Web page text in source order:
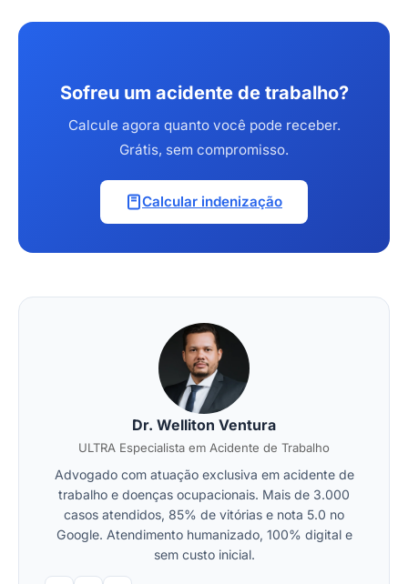
Sofreu um acidente de trabalho?
Calcule agora quanto você pode receber.
Grátis, sem compromisso.
Calcular indenização
Dr. Welliton Ventura
ULTRA Especialista em Acidente de Trabalho
Advogado com atuação exclusiva em acidente de
trabalho e doenças ocupacionais. Mais de 3.000
casos atendidos, 85% de vitórias e nota 5.0 no
Google. Atendimento humanizado, 100% digital e
sem custo inicial.